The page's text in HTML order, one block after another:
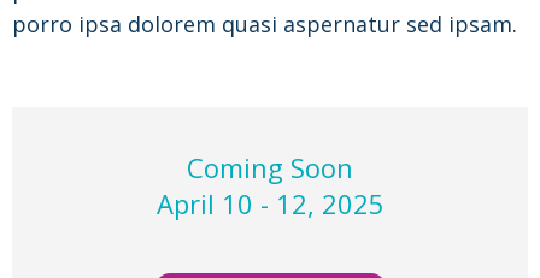
porro ipsa dolorem quasi aspernatur sed ipsam.
Coming Soon
April 10 - 12, 2025